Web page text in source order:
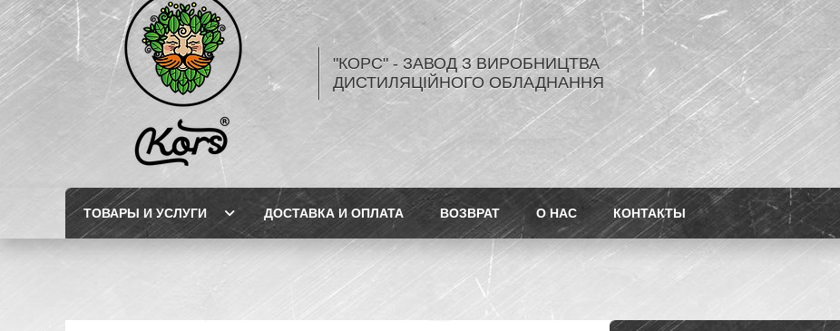
"КОРС" - ЗАВОД З ВИРОБНИЦТВА
ДИСТИЛЯЦІЙНОГО ОБЛАДНАННЯ
ТОВАРЫ И УСЛУГИ ДОСТАВКА И ОПЛАТА ВОЗВРАТ О НАС КОНТАКТЫ